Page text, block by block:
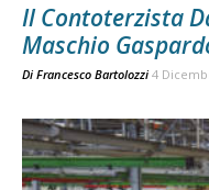
Il Contoterzista
Maschio
Di Francesco Bartolozzi 4